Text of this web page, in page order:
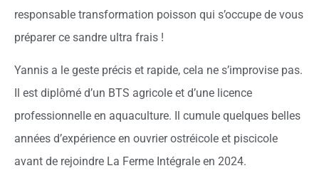
responsable transformation poisson qui s’occupe de vous
préparer ce sandre ultra frais !
Yannis a le geste précis et rapide, cela ne s’improvise pas.
Il est diplômé d’un BTS agricole et d’une licence
professionnelle en aquaculture. Il cumule quelques belles
années d’expérience en ouvrier ostréicole et piscicole
avant de rejoindre La Ferme Intégrale en 2024.